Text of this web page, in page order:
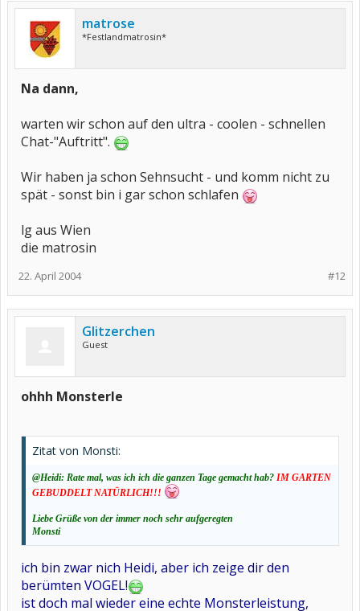
matrose
*Festlandmatrosin*
Na dann,
warten wir schon auf den ultra - coolen - schnellen
Chat-"Auftritt".
Wir haben ja schon Sehnsucht - und komm nicht zu
spät - sonst bin i gar schon schlafen
lg aus Wien
die matrosin
#12
22. April 2004
Glitzerchen
Guest
ohhh Monsterle
Zitat von Monsti:
@Heidi: Rate mal, was ich ich die ganzen Tage gemacht hab? IM GARTEN
GEBUDDELT NATÜRLICH!!!
Liebe Grüße von der immer noch sehr aufgeregten
Monsti
ich bin zwar nich Heidi, aber ich zeige dir den
berümten VOGEL!
ist doch mal wieder eine echte Monsterleistung,